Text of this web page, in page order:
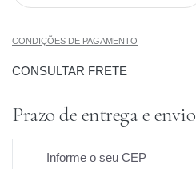
CONDIÇÕES DE PAGAMENTO
CONSULTAR FRETE
Prazo de entrega e envio
Informe o seu CEP